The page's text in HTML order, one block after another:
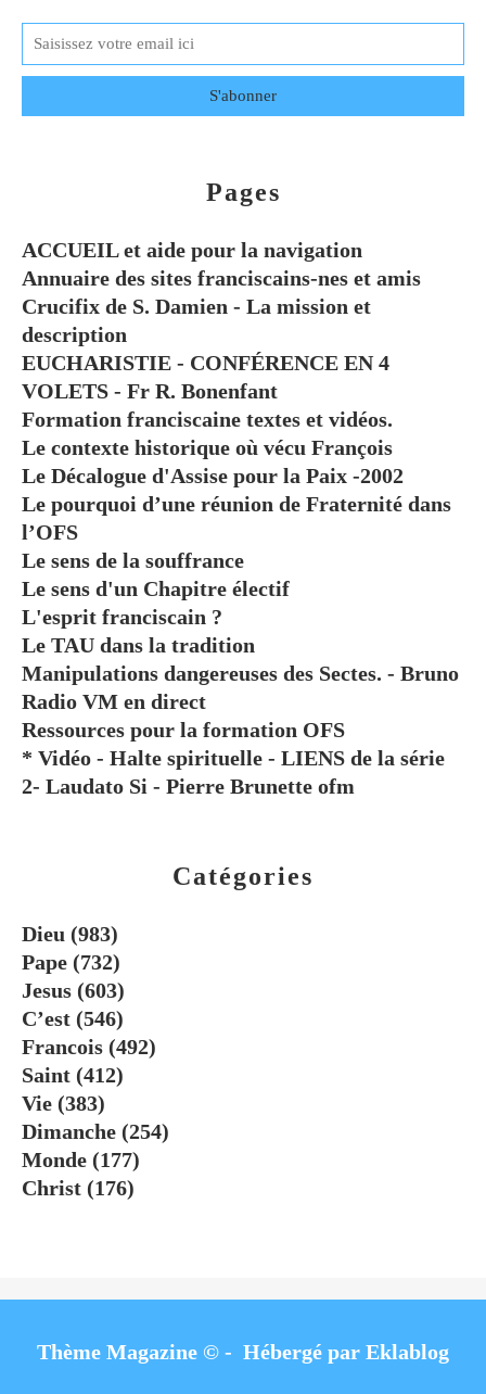
Catégories
Dieu (983)
Pape (732)
Jesus (603)
C’est (546)
Francois (492)
Saint (412)
Vie (383)
Dimanche (254)
Monde (177)
Christ (176)
Pages
ACCUEIL et aide pour la navigation
Annuaire des sites franciscains-nes et amis
Crucifix de S. Damien - La mission et
description
EUCHARISTIE - CONFÉRENCE EN 4
VOLETS - Fr R. Bonenfant
Formation franciscaine textes et vidéos.
Le contexte historique où vécu François
Le Décalogue d'Assise pour la Paix -2002
Le pourquoi d’une réunion de Fraternité dans
l’OFS
Le sens de la souffrance
Le sens d'un Chapitre électif
L'esprit franciscain ?
Le TAU dans la tradition
Manipulations dangereuses des Sectes. - Bruno
Radio VM en direct
Ressources pour la formation OFS
* Vidéo - Halte spirituelle - LIENS de la série
2- Laudato Si - Pierre Brunette ofm
Thème Magazine © - Hébergé par Eklablog